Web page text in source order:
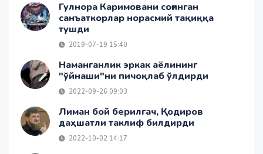
Гулнора Каримовани соғинган
санъаткорлар норасмий тақиққа
тушди
2019-07-19 15:40
Наманганлик эркак аёлининг
"ўйнаши"ни пичоқлаб ўлдирди
2022-09-26 09:03
Лиман бой берилгач, Қодиров
даҳшатли таклиф билдирди
2022-10-02 14:17